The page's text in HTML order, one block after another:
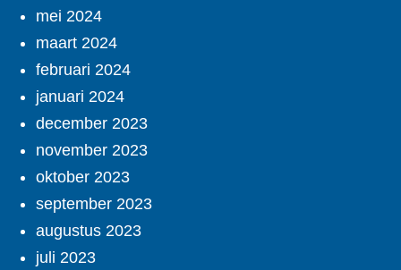
mei 2024
maart 2024
februari 2024
januari 2024
december 2023
november 2023
oktober 2023
september 2023
augustus 2023
juli 2023